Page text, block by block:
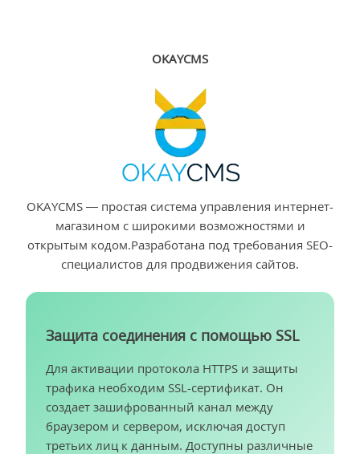
OKAYCMS
OKAYCMS — простая система управления интернет-
магазином с широкими возможностями и
открытым кодом.Разработана под требования SEO-
специалистов для продвижения сайтов.
Защита соединения с помощью SSL
Для активации протокола HTTPS и защиты
трафика необходим SSL-сертификат. Он
создает зашифрованный канал между
браузером и сервером, исключая доступ
третьих лиц к данным. Доступны различные